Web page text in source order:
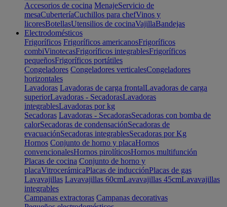
Accesorios de cocina MenajeServicio de
mesaCuberteríaCuchillos para chefVinos y
licoresBotellasUtensilios de cocinaVajillaBandejas
Electrodomésticos
Frigoríficos Frigoríficos americanosFrigoríficos
combiVinotecasFrigoríficos integrablesFrigoríficos
pequeñosFrigoríficos portátiles
Congeladores Congeladores verticalesCongeladores
horizontales
Lavadoras Lavadoras de carga frontalLavadoras de carga
superiorLavadoras - SecadorasLavadoras
integrablesLavadoras por kg
Secadoras Lavadoras - SecadorasSecadoras con bomba de
calorSecadoras de condensaciónSecadoras de
evacuaciónSecadoras integrablesSecadoras por Kg
Hornos Conjunto de horno y placaHornos
convencionalesHornos pirolíticosHornos multifunción
Placas de cocina Conjunto de horno y
placaVitrocerámicaPlacas de inducciónPlacas de gas
Lavavajillas Lavavajillas 60cmLavavajillas 45cmLavavajillas
integrables
Campanas extractoras Campanas decorativas